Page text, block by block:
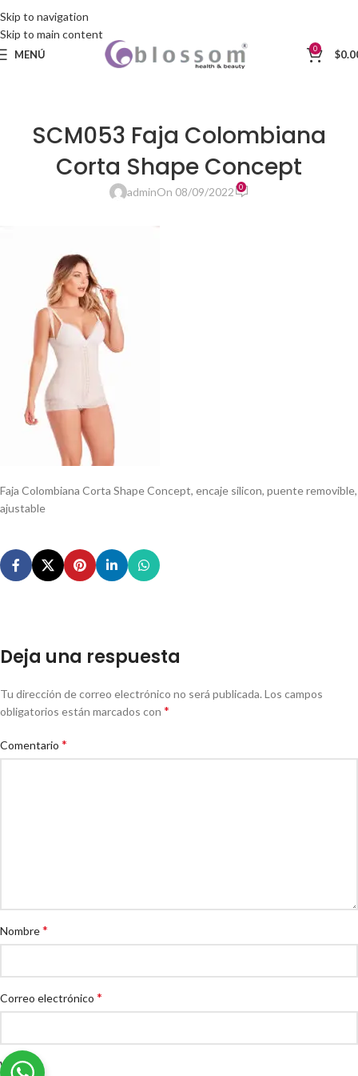
Skip to navigation
Skip to main content
MENÚ 0 $
SCM053 Faja Colombiana
Corta Shape Concept
adminOn 08/09/2022 0
Faja Colombiana Corta Shape Concept, encaje silicon, puente removible,
ajustable
Deja una respuesta
Tu dirección de correo electrónico no será publicada. Los campos
obligatorios están marcados con *
Comentario *
Nombre*
Correo electrónico *
Web